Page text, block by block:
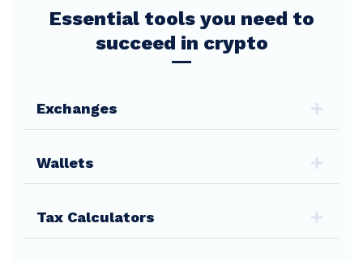
Essential tools you need to
succeed in crypto
Exchanges
Wallets
Tax Calculators